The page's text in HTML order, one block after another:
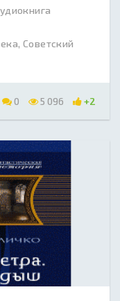
Советский
0 5 096 +2